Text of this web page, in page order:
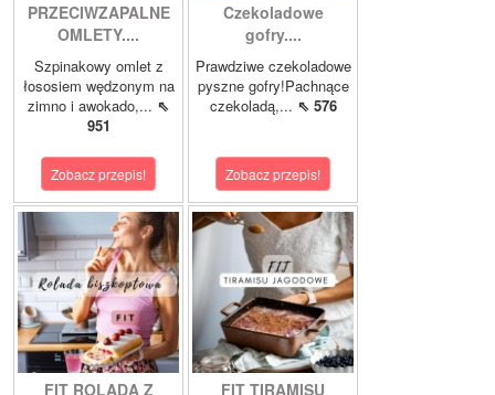
PRZECIWZAPALNE
OMLETY....
Szpinakowy omlet z
łososiem wędzonym na
zimno i awokado,... ⇖
951
Zobacz przepis!
Czekoladowe
gofry....
Prawdziwe czekoladowe
pyszne gofry!Pachnące
czekoladą,... ⇖ 576
Zobacz przepis!
FIT ROLADA Z FIT TIRAMISU